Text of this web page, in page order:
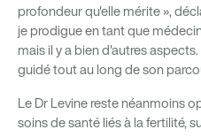
profondeur qu'elle mérite »,
je prodigue en tant que
mais il y a bien d'autres
guidé tout au long de son
Le Dr Levine reste néanmoins
soins de santé liés à la fertilité,